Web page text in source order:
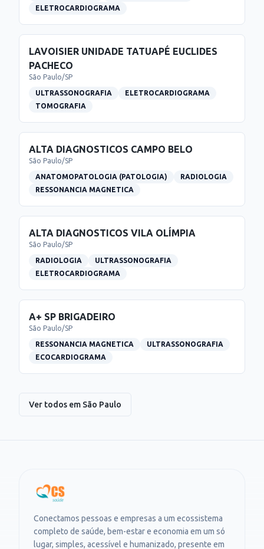
ELETROCARDIOGRAMA
LAVOISIER UNIDADE TATUAPÉ EUCLIDES
PACHECO
São Paulo/SP
ULTRASSONOGRAFIA
ELETROCARDIOGRAMA
TOMOGRAFIA
ALTA DIAGNOSTICOS CAMPO BELO
São Paulo/SP
ANATOMOPATOLOGIA (PATOLOGIA)
RADIOLOGIA
RESSONANCIA MAGNETICA
ALTA DIAGNOSTICOS VILA OLÍMPIA
São Paulo/SP
RADIOLOGIA
ULTRASSONOGRAFIA
ELETROCARDIOGRAMA
A+ SP BRIGADEIRO
São Paulo/SP
RESSONANCIA MAGNETICA
ULTRASSONOGRAFIA
ECOCARDIOGRAMA
Ver todos em São Paulo
Conectamos pessoas e empresas a um ecossistema
completo de saúde, bem-estar e economia em um só
lugar, simples, acessível e humanizado, presente em